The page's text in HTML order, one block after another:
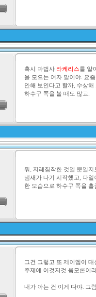
혹시 마법사 라케리스를 알
을 모으는 여자 말이야. 요
안해 보인다고 할까, 수상
하수구 쪽을 볼 때도 많고.
뭐, 지레짐작한 것일 뿐일
냄새가 나기 시작했고, 다
한 모습으로 하수구 쪽을
그건 그렇고 또 제이엠이
주제에 이것저것 음모론이
내가 아는 건 이게 다야. 그